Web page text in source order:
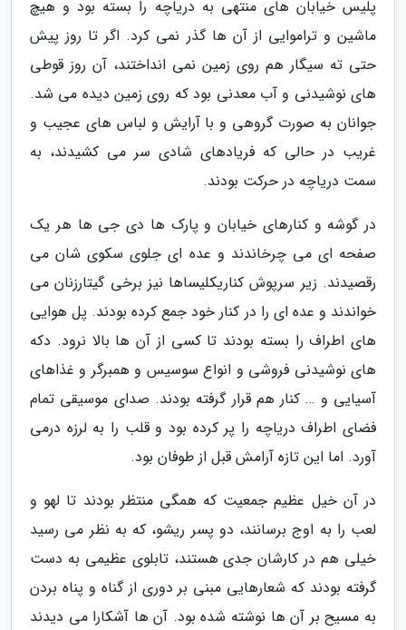
پلیس خیابان های منتهی به دریاچه را بسته بود و هیچ
ماشین و تراموایی از آن ها گذر نمی کرد. اگر تا روز پیش
حتی ته سیگار هم روی زمین نمی انداختند، آن روز قوطی
های نوشیدنی و آب معدنی بود که روی زمین دیده می شد.
جوانان به صورت گروهی و با آرایش و لباس های عجیب و
غریب در حالی که فریادهای شادی سر می کشیدند، به
سمت دریاچه در حرکت بودند.
در گوشه و کنارهای خیابان و پارک ها دی جی ها هر یک
صفحه ای می چرخاندند و عده ای جلوی سکوی شان می
رقصیدند. زیر سرپوش کناریکلیساها نیز برخی گیتارزنان می
خواندند و عده ای را در کنار خود جمع کرده بودند. پل هوایی
های اطراف را بسته بودند تا کسی از آن ها بالا نرود. دکه
های نوشیدنی فروشی و انواع سوسیس و همبرگر و غذاهای
آسیایی و … کنار هم قرار گرفته بودند. صدای موسیقی تمام
فضای اطراف دریاچه را پر کرده بود و قلب را به لرزه درمی
آورد. اما این تازه آرامش قبل از طوفان بود.
در آن خیل عظیم جمعیت که همگی منتظر بودند تا لهو و
لعب را به اوج برسانند، دو پسر ریشو، که به نظر می رسید
خیلی هم در کارشان جدی هستند، تابلوی عظیمی به دست
گرفته بودند که شعارهایی مبنی بر دوری از گناه و پناه بردن
به مسیح بر آن ها نوشته شده بود. آن ها آشکارا می دیدند